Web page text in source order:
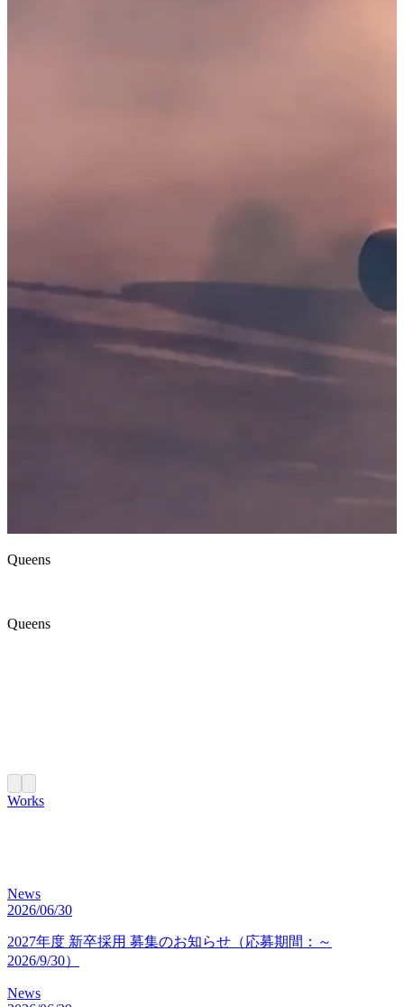
Queens
Shining Phrase！
ゆにれいど！〜初心者ギルドの異世界生活〜SECOND
Xross Stars
STELLIVE「Everys」
Queens
Works
News
2026/06/30
2027年度 新卒採用 募集のお知らせ（応募期間：～
2026/9/30）
News